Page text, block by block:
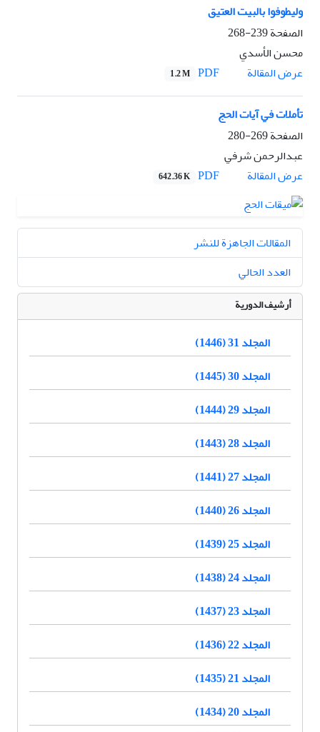
وليطوفوا بالبيت العتيق
الصفحة239-268
محسن الأسدي
عرض المقالة
1.2 M
تأملات في آيات الحج
الصفحة269-280
عبدالرحمن شرفي
عرض المقالة
642.36 K
المقالات الجاهزة للنشر
العدد الحالي
أرشيف الدورية
المجلد 31 (1446)
المجلد 30 (1445)
المجلد 29 (1444)
المجلد 28 (1443)
المجلد 27 (1441)
المجلد 26 (1440)
المجلد 25 (1439)
المجلد 24 (1438)
المجلد 23 (1437)
المجلد 22 (1436)
المجلد 21 (1435)
المجلد 20 (1434)